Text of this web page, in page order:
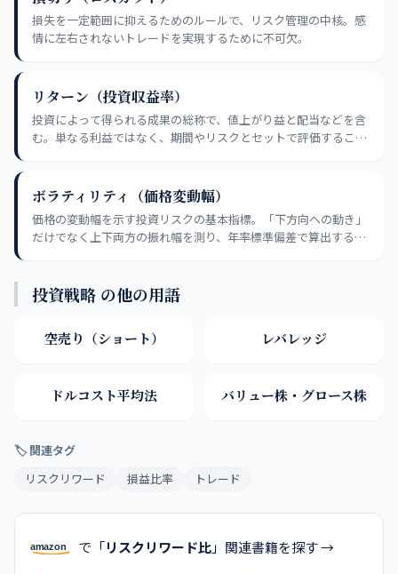
損失を一定範囲に抑えるためのルールで、リスク管理の中核。感
情に左右されないトレードを実現するために不可欠。
リターン（投資収益率）
投資によって得られる成果の総称で、値上がり益と配当などを含
む。単なる利益ではなく、期間やリスクとセットで評価すること
ボラティリティ（価格変動幅）
価格の変動幅を示す投資リスクの基本指標。「下方向への動き」
だけでなく上下両方の振れ幅を測り、年率標準偏差で算出する。
投資戦略 の他の用語
空売り（ショート） レバレッジ
ドルコスト平均法 バリュー株・グロース株
🏷 関連タグ
リスクリワード
損益比率 トレード
で「リスクリワード比」関連書籍を探す →